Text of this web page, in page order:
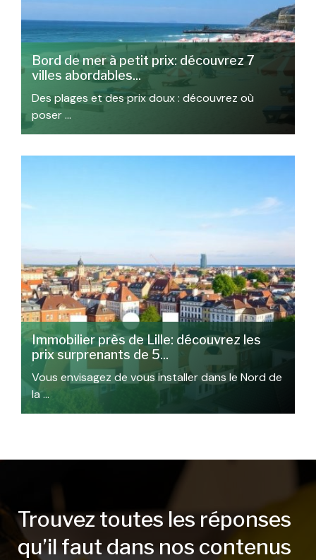
Bord de mer à petit prix: découvrez 7
villes abordables...
Des plages et des prix doux : découvrez où
poser …
Immobilier près de Lille: découvrez les
prix surprenants de 5...
Vous envisagez de vous installer dans le Nord de
la …
Trouvez toutes les réponses
qu’il faut dans nos contenus